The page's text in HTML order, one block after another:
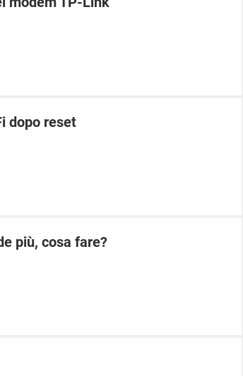
dopo reset
più, cosa fare?